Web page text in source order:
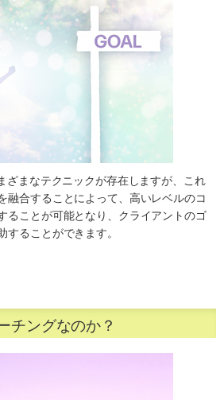
ざまなテクニックが存在しますが、これ
融合することによって、高いレベルのコ
ることが可能となり、クライアントのゴ
ることができます。
チングなのか？